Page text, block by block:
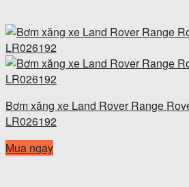
Bơm xăng xe Land Rover Range
LR026192
Mua ngay